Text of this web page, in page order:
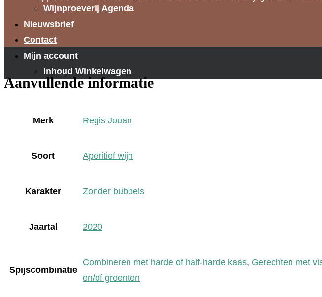
Wijnproeverij Agenda
Nieuwsbrief
Contact
Mijn account
Inhoud Winkelwagen
Aanvullende informatie
Merk Regis Jouan
Soort Aperitief wijn
Karakter Zonder bubbels
Jaartal 2020
Spijscombinatie
Combineren met harde of half-harde kaas, Gerechten met
en/of groenten